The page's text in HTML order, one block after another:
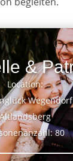
&
Location:
Wegendorf
80